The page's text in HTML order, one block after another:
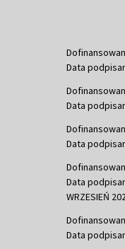
Data
Data
Data
Data
WRZESIEŃ
Data